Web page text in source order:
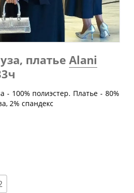
Обхват
бедер
(см)
60-64
88
64-68
92
72-76
100
76-80
платье Alani
- 100% полиэстер. Платье - 80%
2% спандекс